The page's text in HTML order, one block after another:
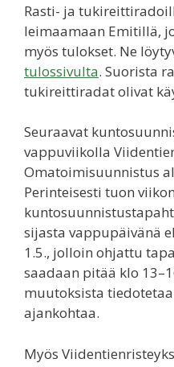
Rasti- ja
leimaamaan Emitillä,
myös tulokset. Ne
tulossivulta. Suorista
tukireittiradat olivat
Seuraavat
vappuviikolla
Omatoimisuunnistus
Perinteisesti tuon viikon
sijasta vappupäivänä
1.5., jolloin ohjattu
saadaan pitää klo
muutoksista
ajankohtaa.
Myös